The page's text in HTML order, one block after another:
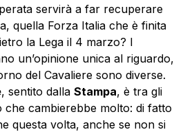
servirà a far recuperare
quella Forza Italia che è finita
la Lega il 4 marzo? I
un’opinione unica al riguardo,
del Cavaliere sono diverse.
, sentito dalla Stampa, è tra gli
che cambierebbe molto: di fatto
questa volta, anche se non si